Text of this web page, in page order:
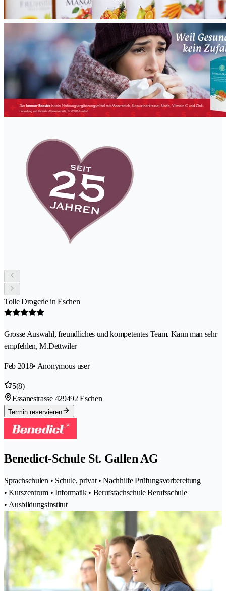
Tolle Drogerie in Eschen
Grosse Auswahl, freundliches und kompetentes Team. Kann man sehr
empfehlen, M.Dettwiler
Feb 2018• Anonymous user
5(8)
Essanestrasse 429492 Eschen
Termin reservieren
Benedict-Schule St. Gallen AG
Sprachschulen • Schule, privat • Nachhilfe Prüfungsvorbereitung
• Kurszentrum • Informatik • Berufsfachschule Berufsschule
• Ausbildungsinstitut